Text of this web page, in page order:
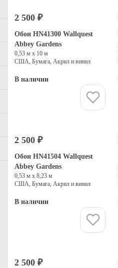
2 500 ₽
Обои HN41300 Wallquest
Abbey Gardens
0,53 м х 10 м
США, Бумага, Акрил и винил
В наличии
2 500 ₽
Обои HN41504 Wallquest
Abbey Gardens
0,53 м х 8,23 м
США, Бумага, Акрил и винил
В наличии
2 500 ₽